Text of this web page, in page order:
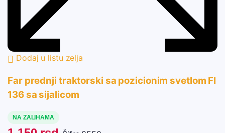
Dodaj u listu zelja
Far prednji traktorski sa pozicionim svetlom FI
136 sa sijalicom
NA ZALIHAMA